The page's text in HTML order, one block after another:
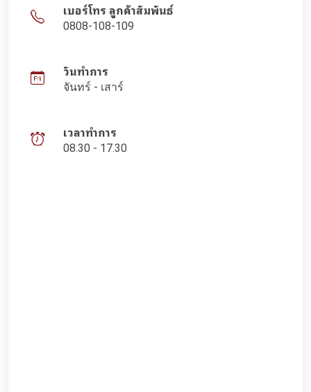
เบอร์โทร ลูกค้าสัมพันธ์
0808-108-109
วันทำการ
จันทร์ - เสาร์
เวลาทำการ
08.30 - 17.30